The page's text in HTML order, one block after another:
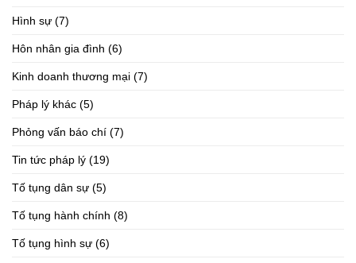
Hình sự (7)
Hôn nhân gia đình (6)
Kinh doanh thương mại (7)
Pháp lý khác (5)
Phỏng vấn báo chí (7)
Tin tức pháp lý (19)
Tố tụng dân sự (5)
Tố tụng hành chính (8)
Tố tụng hình sự (6)